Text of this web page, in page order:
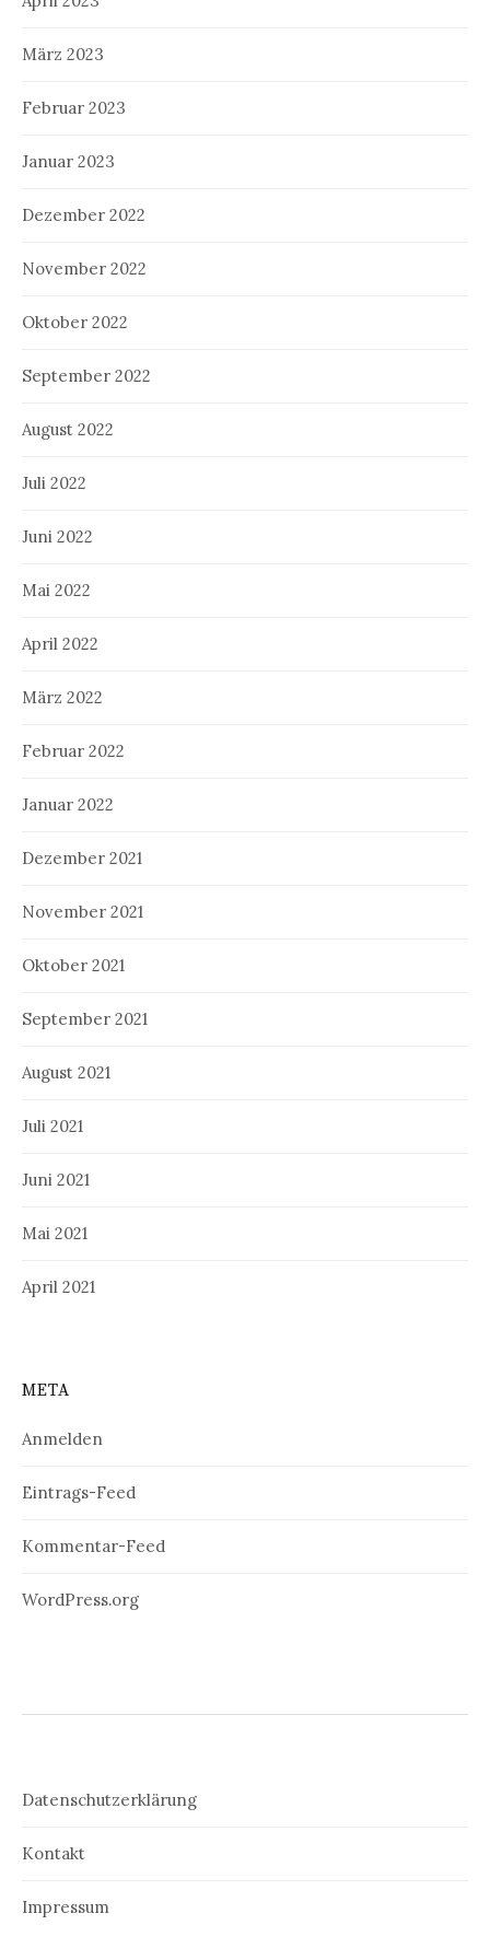
März 2023
Februar 2023
Januar 2023
Dezember 2022
November 2022
Oktober 2022
September 2022
August 2022
Juli 2022
Juni 2022
Mai 2022
April 2022
März 2022
Februar 2022
Januar 2022
Dezember 2021
November 2021
Oktober 2021
September 2021
August 2021
Juli 2021
Juni 2021
Mai 2021
April 2021
META
Anmelden
Eintrags-Feed
Kommentar-Feed
WordPress.org
Datenschutzerklärung
Kontakt
Impressum